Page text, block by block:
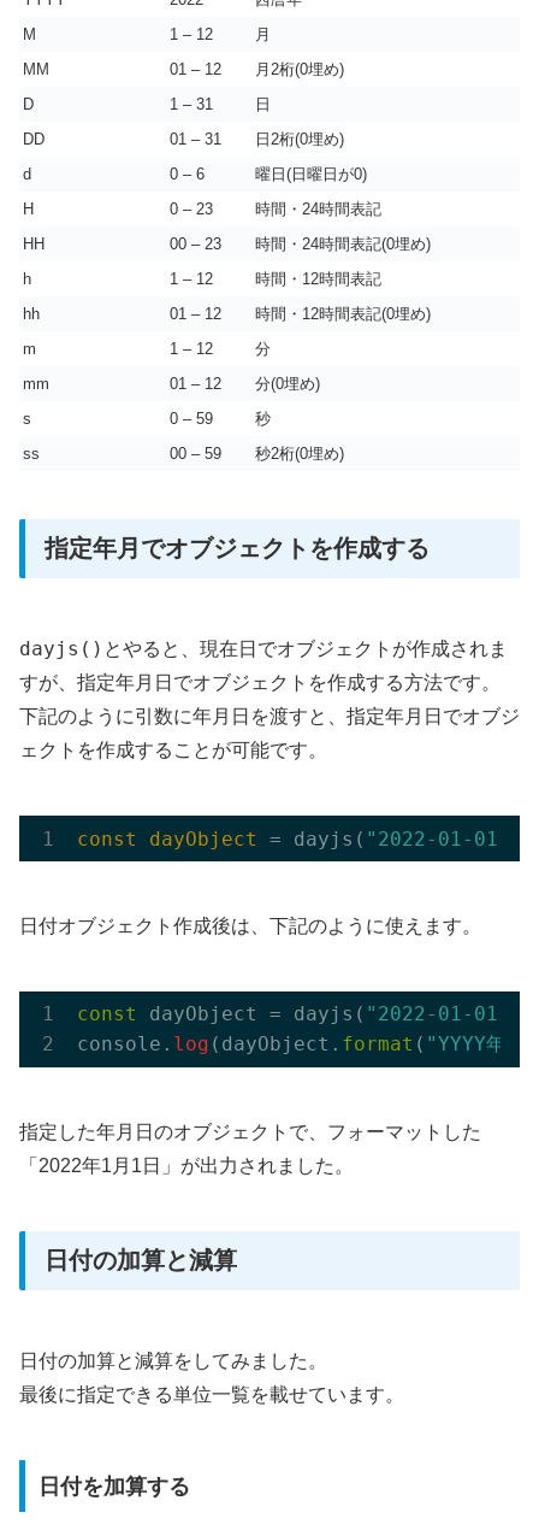
M
1 – 12
月
MM
01 – 12
月2桁(0埋め)
D
1 – 31
日
DD
01 – 31
日2桁(0埋め)
d
0 – 6
曜日(日曜日が0)
H
0 – 23
時間・24時間表記
HH
00 – 23
時間・24時間表記(0埋め)
h
1 – 12
時間・12時間表記
hh
01 – 12
時間・12時間表記(0埋め)
m
1 – 12
分
mm
01 – 12
分(0埋め)
s
0 – 59
秒
ss
00 – 59 秒2桁(0埋め)
指定年月でオブジェクトを作成する
dayjs() とやると、現在日でオブジェクトが作成されま
すが、指定年月日でオブジェクトを作成する方法です。
下記のように引数に年月日を渡すと、指定年月日でオブジ
ェクトを作成することが可能です。
const dayObject = dayjs( "2022-01-01"
日付オブジェクト作成後は、下記のように使えます。
const dayObject = dayjs( "2022-01-01"
console. log (dayObject. format ( "YYYY年M
指定した年月日のオブジェクトで、フォーマットした
「2022年1月1日」が出力されました。
日付の加算と減算
日付の加算と減算をしてみました。
最後に指定できる単位一覧を載せています。
日付を加算する